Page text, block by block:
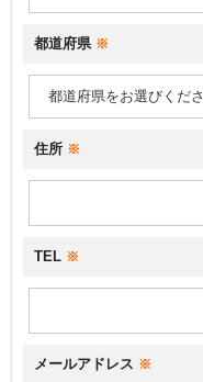
都道府県 ※
住所 ※
TEL ※
メールアドレス ※